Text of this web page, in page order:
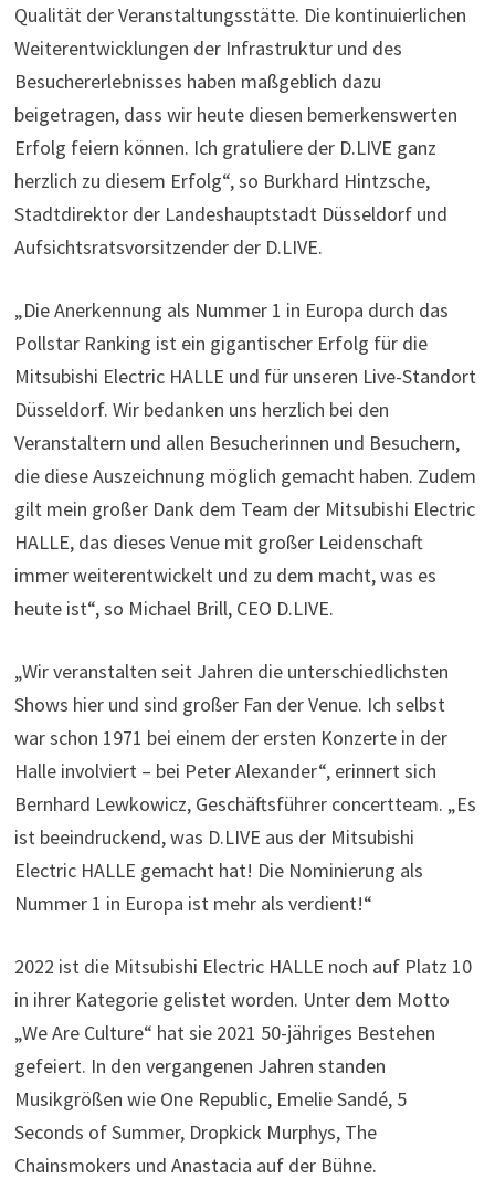
Qualität der Veranstaltungsstätte. Die kontinuierlichen
Weiterentwicklungen der Infrastruktur und des
Besuchererlebnisses haben maßgeblich dazu
beigetragen, dass wir heute diesen bemerkenswerten
Erfolg feiern können. Ich gratuliere der D.LIVE ganz
herzlich zu diesem Erfolg“, so Burkhard Hintzsche,
Stadtdirektor der Landeshauptstadt Düsseldorf und
Aufsichtsratsvorsitzender der D.LIVE.
„Die Anerkennung als Nummer 1 in Europa durch das
Pollstar Ranking ist ein gigantischer Erfolg für die
Mitsubishi Electric HALLE und für unseren Live-Standort
Düsseldorf. Wir bedanken uns herzlich bei den
Veranstaltern und allen Besucherinnen und Besuchern,
die diese Auszeichnung möglich gemacht haben. Zudem
gilt mein großer Dank dem Team der Mitsubishi Electric
HALLE, das dieses Venue mit großer Leidenschaft
immer weiterentwickelt und zu dem macht, was es
heute ist“, so Michael Brill, CEO D.LIVE.
„Wir veranstalten seit Jahren die unterschiedlichsten
Shows hier und sind großer Fan der Venue. Ich selbst
war schon 1971 bei einem der ersten Konzerte in der
Halle involviert – bei Peter Alexander“, erinnert sich
Bernhard Lewkowicz, Geschäftsführer concertteam. „Es
ist beeindruckend, was D.LIVE aus der Mitsubishi
Electric HALLE gemacht hat! Die Nominierung als
Nummer 1 in Europa ist mehr als verdient!“
2022 ist die Mitsubishi Electric HALLE noch auf Platz 10
in ihrer Kategorie gelistet worden. Unter dem Motto
„We Are Culture“ hat sie 2021 50-jähriges Bestehen
gefeiert. In den vergangenen Jahren standen
Musikgrößen wie One Republic, Emelie Sandé, 5
Seconds of Summer, Dropkick Murphys, The
Chainsmokers und Anastacia auf der Bühne.